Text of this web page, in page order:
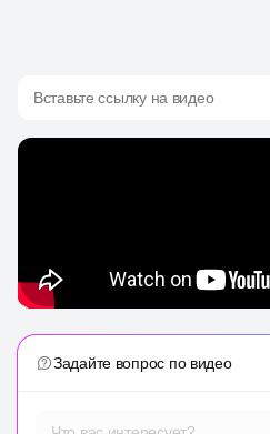
Вставьте ссылку на видео
Задайте вопрос по видео